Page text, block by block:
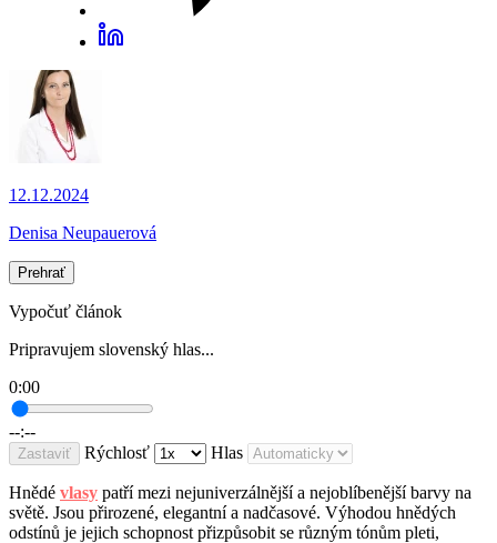
12.12.2024
Denisa Neupauerová
Prehrať
Vypočuť článok
Pripravujem slovenský hlas...
0:00
--:--
Zastaviť Rýchlosť Hlas
Hnědé vlasy patří mezi nejuniverzálnější a nejoblíbenější barvy na
světě. Jsou přirozené, elegantní a nadčasové. Výhodou hnědých
odstínů je jejich schopnost přizpůsobit se různým tónům pleti,